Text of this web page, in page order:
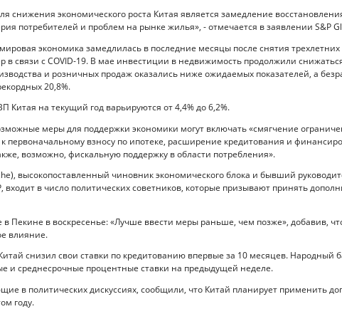
снижения экономического роста Китая является замедление
потребителей и проблем на рынке жилья», - отмечается в заявлении S&P
экономика замедлилась в последние месяцы после снятия трехлетних
в связи с COVID-19. В мае инвестиции в недвижимость продолжили
и розничных продаж оказались ниже ожидаемых показателей, а
20,8%.
Китая на текущий год варьируются от 4,4% до 6,2%.
меры для поддержки экономики могут включать «смягчение
первоначальному взносу по ипотеке, расширение кредитования и
возможно, фискальную поддержку в области потребления».
высокопоставленный чиновник экономического блока и бывший
входит в число политических советников, которые призывают принять
Пекине в воскресенье: «Лучше ввести меры раньше, чем позже», добавив,
влияние.
снизил свои ставки по кредитованию впервые за 10 месяцев. Народный
и среднесрочные процентные ставки на предыдущей неделе.
в политических дискуссиях, сообщили, что Китай планирует применить
году.